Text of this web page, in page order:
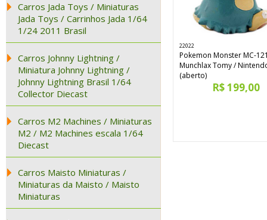
Carros Jada Toys / Miniaturas
Jada Toys / Carrinhos Jada 1/64
1/24 2011 Brasil
Carros Johnny Lightning /
Miniatura Johnny Lightning /
Johnny Lightning Brasil 1/64
Collector Diecast
Carros M2 Machines / Miniaturas
M2 / M2 Machines escala 1/64
Diecast
Carros Maisto Miniaturas /
Miniaturas da Maisto / Maisto
Miniaturas
22022
Pokemon Monster MC-
Munchlax Tomy /
(aberto)
R$ 199,00